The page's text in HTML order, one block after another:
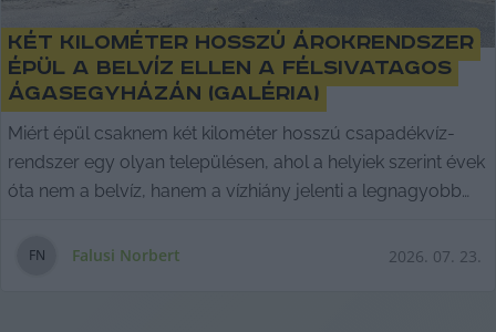
Két kilométer hosszú árokrendszer
épül a belvíz ellen a félsivatagos
Ágasegyházán (galéria)
Miért épül csaknem két kilométer hosszú csapadékvíz-
rendszer egy olyan településen, ahol a helyiek szerint évek
óta nem a belvíz, hanem a vízhiány jelenti a legnagyobb
FN Falusi Norbert 2026. 07. 23.